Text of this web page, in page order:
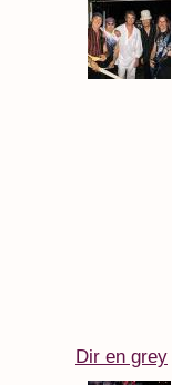
Dir en grey